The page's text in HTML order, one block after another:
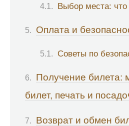
Выбор места: что
Оплата и
Советы по
Получение билета:
билет, печать и
Возврат и обмен